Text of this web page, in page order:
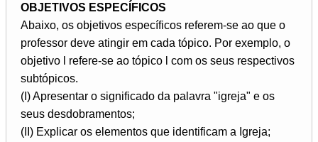
OBJETIVOS ESPECÍFICOS
Abaixo, os objetivos específicos referem-se ao que o
professor deve atingir em cada tópico. Por exemplo, o
objetivo l refere-se ao tópico l com os seus respectivos
subtópicos.
(I) Apresentar o significado da palavra "igreja" e os
seus desdobramentos;
(II) Explicar os elementos que identificam a Igreja;